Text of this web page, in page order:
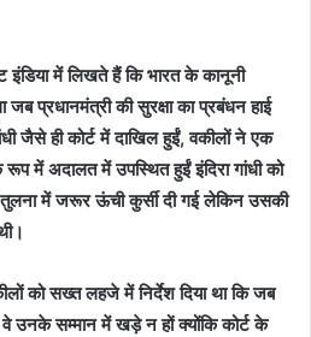
इंडिया में लिखते हैं कि भारत के कानूनी
जब प्रधानमंत्री की सुरक्षा का प्रबंधन हाई
जैसे ही कोर्ट में दाखिल हुईं, वकीलों ने एक
में अदालत में उपस्थित हुईं इंदिरा गांधी को
में जरूर ऊंची कुर्सी दी गई लेकिन उसकी
को सख्त लहजे में निर्देश दिया था कि जब
वे उनके सम्मान में खड़े न हों क्योंकि कोर्ट के